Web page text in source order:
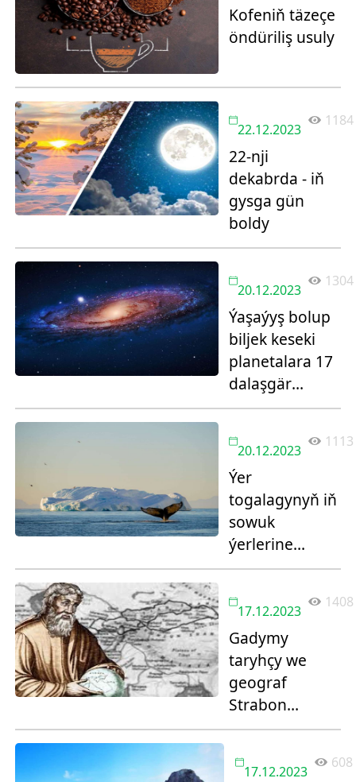
Kofeniň täzeçe
öndüriliş usuly
22.12.2023
1184
22-nji
dekabrda - iň
gysga gün
boldy
20.12.2023
1304
Ýaşaýyş bolup
biljek keseki
planetalara 17
dalaşgär
saýlandy
20.12.2023
1113
Ýer
togalagynyň iň
sowuk
ýerlerine
syýahat
17.12.2023
1408
Gadymy
taryhçy we
geograf
Strabon
barada
17.12.2023
608